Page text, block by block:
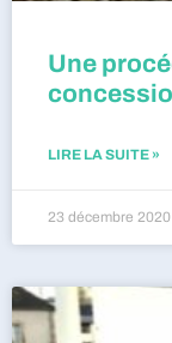
Une
LIRE LA SUITE »
23 décembre 2020